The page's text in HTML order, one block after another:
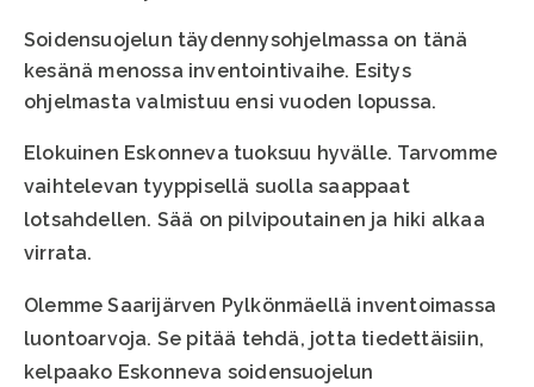
Soidensuojelun täydennysohjelmassa on tänä
kesänä menossa inventointivaihe. Esitys
ohjelmasta valmistuu ensi vuoden lopussa.
Elokuinen Eskonneva tuoksuu hyvälle. Tarvomme
vaihtelevan tyyppisellä suolla saappaat
lotsahdellen. Sää on pilvipoutainen ja hiki alkaa
virrata.
Olemme Saarijärven Pylkönmäellä inventoimassa
luontoarvoja. Se pitää tehdä, jotta tiedettäisiin,
kelpaako Eskonneva soidensuojelun